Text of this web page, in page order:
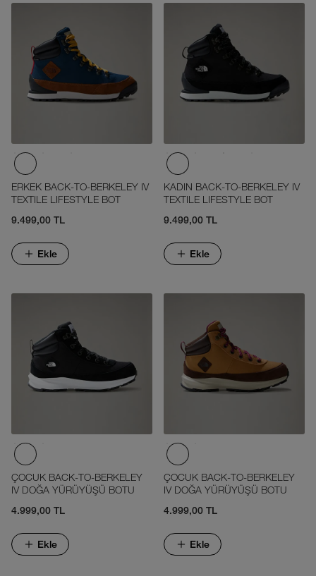
ERKEK BACK-TO-BERKELEY IV
TEXTILE LIFESTYLE BOT
9.499,00 TL
Ekle
KADIN BACK-TO-BERKELEY IV
TEXTILE LIFESTYLE BOT
9.499,00 TL
Ekle
ÇOCUK BACK-TO-BERKELEY
IV DOĞA YÜRÜYÜŞÜ BOTU
4.999,00 TL
Ekle
ÇOCUK BACK-TO-BERKELEY
IV DOĞA YÜRÜYÜŞÜ BOTU
4.999,00 TL
Ekle